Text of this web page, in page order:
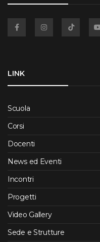
LINK
Scuola
Corsi
Docenti
News ed Eventi
Incontri
Progetti
Video Gallery
Sede e Strutture